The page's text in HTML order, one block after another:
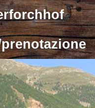
prenotazione